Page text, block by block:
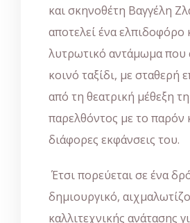
και σκηνοθέτη Βαγγέλη
αποτελεί ένα ελπιδοφόρο
λυτρωτικό αντάμωμα που
κοινό ταξίδι, με σταθερή
από τη θεατρική μέθεξη
παρελθόντος με το παρόν
διάφορες εκφάνσεις του.
Έτσι πορεύεται σε ένα
δημιουργικό,
καλλιτεχνικής ανάτασης